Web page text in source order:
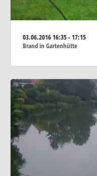
03.06.201616:35 - 17:15
Brand in Gartenhütte